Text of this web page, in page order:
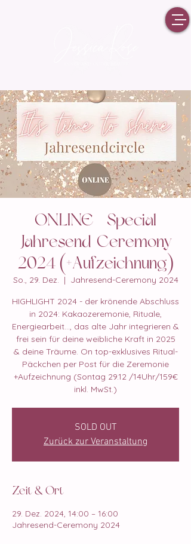
ONLINE - Special
Jahresend-Ceremony
2024 (+Aufzeichnung)
So., 29. Dez.
  |
Jahresend-Ceremony 2024
HIGHLIGHT 2024 - der krönende Abschluss
in 2024: Kakaozeremonie, Rituale,
Energiearbeit..., das alte Jahr integrieren &
frei sein für deine weibliche Kraft in 2025
& deine Träume. On top-exklusives Ritual-
Päckchen per Post für die Zeremonie
+Aufzeichnung (Sontag 29.12 /14Uhr/159€
inkl. MwSt.)
SOLD OUT
Zurück zur Veranstaltung
Zeit & Ort
29. Dez. 2024, 14:00 – 16:00
Jahresend-Ceremony 2024